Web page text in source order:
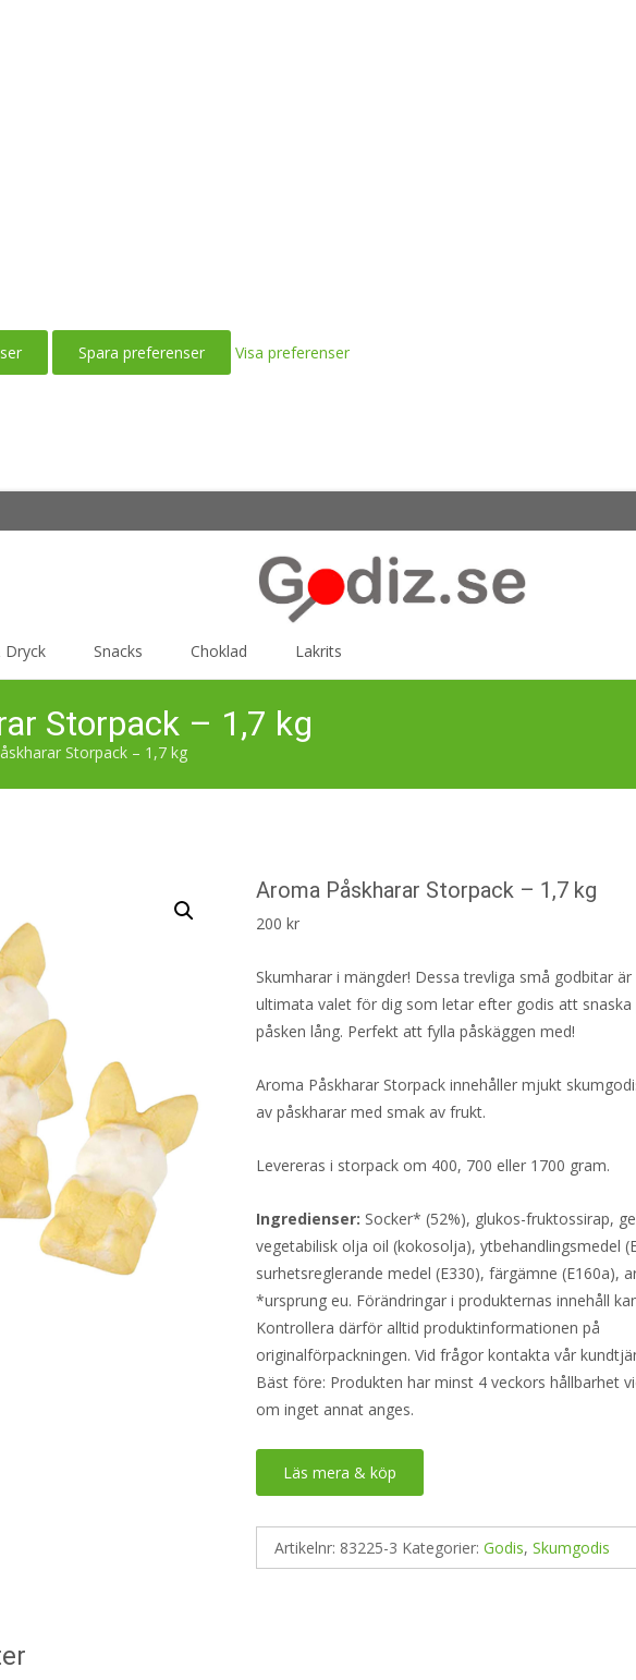
Spara preferenser Visa preferenser
Dryck Snacks Choklad Lakrits
Storpack – 1,7 kg
Storpack – 1,7 kg
Aroma Påskharar Storpack – 1,7 kg
200kr
Skumharar i mängder! Dessa trevliga små godbitar
ultimata valet för dig som letar efter godis att snaska
påsken lång. Perfekt att fylla påskäggen med!
Aroma Påskharar Storpack innehåller mjukt
av påskharar med smak av frukt.
Levereras i storpack om 400, 700 eller 1700 gram.
Ingredienser: Socker* (52%), glukos-fruktossirap,
vegetabilisk olja oil (kokosolja), ytbehandlingsmedel
surhetsreglerande medel (E330), färgämne (E160a),
*ursprung eu. Förändringar i produkternas innehåll
Kontrollera därför alltid produktinformationen på
originalförpackningen. Vid frågor kontakta vår
Bäst före: Produkten har minst 4 veckors hållbarhet
om inget annat anges.
Läs mera & köp
Artikelnr: 83225-3 Kategorier:Godis,Skumgodis